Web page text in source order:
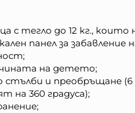
с тегло до 12 кг.,
панел за забавление
на детето;
стълби и преобръщане (6
на 360 градуса);